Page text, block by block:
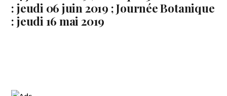
: jeudi 06 juin 2019 ; Journée Botanique
: jeudi 16 mai 2019